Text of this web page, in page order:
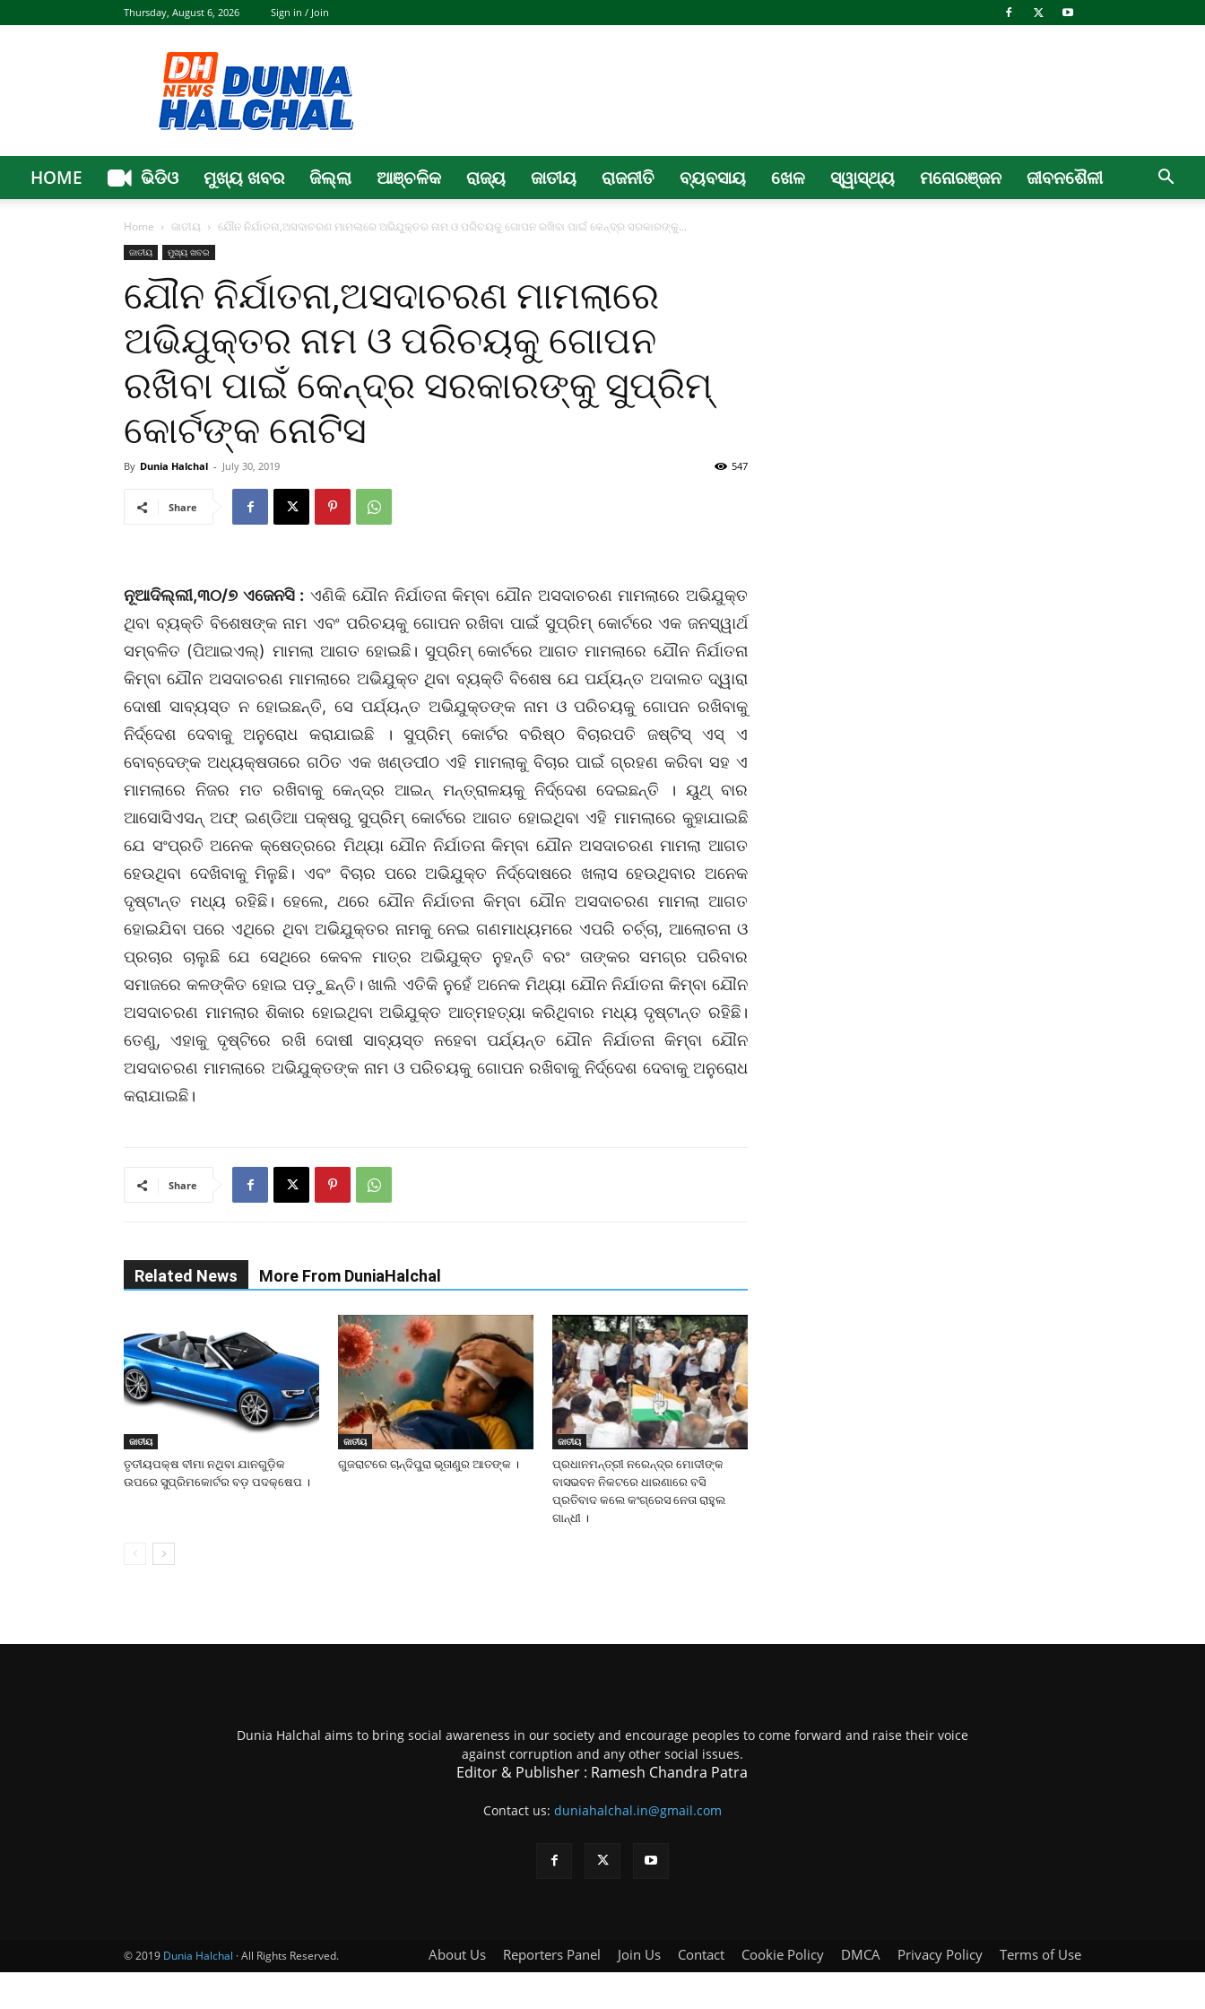
Thursday, August 6, 2026 Sign in / Join
Halchal
HOME ଭିଡିଓ ମୁଖ୍ୟ ଖବର ଜିଲ୍ଲା ଆଞ୍ଚଳିକ ରାଜ୍ୟ ଜାତୀୟ ରାଜନୀତି ବ୍ୟବସାୟ ଖେଳ ସ୍ୱାସ୍ଥ୍ୟ ମନୋରଞ୍ଜନ ଜୀବନଶୈଳୀ
Home ଜାତୀୟ ଯୌନ ନିର୍ଯାତନା,ଅସଦାଚରଣ ମାମଲାରେ ଅଭିଯୁକ୍ତର ନାମ ଓ ପରିଚୟକୁ ଗୋପନ ରଖିବା ପାଇଁ କେନ୍ଦ୍ର ସରକାରଙ୍କୁ...
ଜାତୀୟ ମୁଖ୍ୟ ଖବର
ଯୌନ ନିର୍ଯାତନା,ଅସଦାଚରଣ ମାମଲାରେ
ଅଭିଯୁକ୍ତର ନାମ ଓ ପରିଚୟକୁ ଗୋପନ
ରଖିବା ପାଇଁ କେନ୍ଦ୍ର ସରକାରଙ୍କୁ ସୁପ୍ରିମ୍‌
କୋର୍ଟଙ୍କ ନୋଟିସ
By Dunia Halchal - July 30, 2019 547
Share
ନୂଆଦିଲ୍ଲୀ,୩୦/୭ ଏଜେନସି : ଏଣିକି ଯୌନ ନିର୍ଯାତନା କିମ୍ବା ଯୌନ ଅସଦାଚରଣ ମାମଲାରେ ଅଭିଯୁକ୍ତ
ଥିବା ବ୍ୟକ୍ତି ବିଶେଷଙ୍କ ନାମ ଏବଂ ପରିଚୟକୁ ଗୋପନ ରଖିବା ପାଇଁ ସୁପ୍ରିମ୍‌ କୋର୍ଟରେ ଏକ ଜନସ୍ୱାର୍ଥ
ସମ୍ବଳିତ (ପିଆଇଏଲ୍‌) ମାମଲା ଆଗତ ହୋଇଛି। ସୁପ୍ରିମ୍‌ କୋର୍ଟରେ ଆଗତ ମାମଲାରେ ଯୌନ ନିର୍ଯାତନା
କିମ୍ବା ଯୌନ ଅସଦାଚରଣ ମାମଲାରେ ଅଭିଯୁକ୍ତ ଥିବା ବ୍ୟକ୍ତି ବିଶେଷ ଯେ ପର୍ଯ୍ୟନ୍ତ ଅଦାଲତ ଦ୍ୱାରା
ଦୋଷୀ ସାବ୍ୟସ୍ତ ନ ହୋଇଛନ୍ତି, ସେ ପର୍ଯ୍ୟନ୍ତ ଅଭିଯୁକ୍ତଙ୍କ ନାମ ଓ ପରିଚୟକୁ ଗୋପନ ରଖିବାକୁ
ନିର୍ଦ୍ଦେଶ ଦେବାକୁ ଅନୁରୋଧ କରାଯାଇଛି । ସୁପ୍ରିମ୍‌ କୋର୍ଟର ବରିଷ୍ଠ ବିଚାରପତି ଜଷ୍ଟିସ୍‌ ଏସ୍‌ ଏ
ବୋବ୍‌ଦେଙ୍କ ଅଧ୍ୟକ୍ଷତାରେ ଗଠିତ ଏକ ଖଣ୍ଡପୀଠ ଏହି ମାମଲାକୁ ବିଚାର ପାଇଁ ଗ୍ରହଣ କରିବା ସହ ଏ
ମାମଲାରେ ନିଜର ମତ ରଖିବାକୁ କେନ୍ଦ୍ର ଆଇନ୍‌ ମନ୍ତ୍ରାଳୟକୁ ନିର୍ଦ୍ଦେଶ ଦେଇଛନ୍ତି । ୟୁଥ୍‌ ବାର
ଆସୋସିଏସନ୍‌ ଅଫ୍‌ ଇଣ୍ଡିଆ ପକ୍ଷରୁ ସୁପ୍ରିମ୍‌ କୋର୍ଟରେ ଆଗତ ହୋଇଥିବା ଏହି ମାମଲାରେ କୁହାଯାଇଛି
ଯେ ସଂପ୍ରତି ଅନେକ କ୍ଷେତ୍ରରେ ମିଥ୍ୟା ଯୌନ ନିର୍ଯାତନା କିମ୍ବା ଯୌନ ଅସଦାଚରଣ ମାମଲା ଆଗତ
ହେଉଥିବା ଦେଖିବାକୁ ମିଳୁଛି। ଏବଂ ବିଚାର ପରେ ଅଭିଯୁକ୍ତ ନିର୍ଦ୍ଦୋଷରେ ଖଲାସ ହେଉଥିବାର ଅନେକ
ଦୃଷ୍ଟାନ୍ତ ମଧ୍ୟ ରହିଛି। ହେଲେ, ଥରେ ଯୌନ ନିର୍ଯାତନା କିମ୍ବା ଯୌନ ଅସଦାଚରଣ ମାମଲା ଆଗତ
ହୋଇଯିବା ପରେ ଏଥିରେ ଥିବା ଅଭିଯୁକ୍ତର ନାମକୁ ନେଇ ଗଣମାଧ୍ୟମରେ ଏପରି ଚର୍ଚ୍ଚା, ଆଲୋଚନା ଓ
ପ୍ରଚାର ଚାଲୁଛି ଯେ ସେଥିରେ କେବଳ ମାତ୍ର ଅଭିଯୁକ୍ତ ନୁହନ୍ତି ବରଂ ତାଙ୍କର ସମଗ୍ର ପରିବାର
ସମାଜରେ କଳଙ୍କିତ ହୋଇ ପଡ଼ୁଛନ୍ତି। ଖାଲି ଏତିକି ନୁହେଁ ଅନେକ ମିଥ୍ୟା ଯୌନ ନିର୍ଯାତନା କିମ୍ବା ଯୌନ
ଅସଦାଚରଣ ମାମଲାର ଶିକାର ହୋଇଥିବା ଅଭିଯୁକ୍ତ ଆତ୍ମହତ୍ୟା କରିଥିବାର ମଧ୍ୟ ଦୃଷ୍ଟାନ୍ତ ରହିଛି।
ତେଣୁ, ଏହାକୁ ଦୃଷ୍ଟିରେ ରଖି ଦୋଷୀ ସାବ୍ୟସ୍ତ ନହେବା ପର୍ଯ୍ୟନ୍ତ ଯୌନ ନିର୍ଯାତନା କିମ୍ବା ଯୌନ
ଅସଦାଚରଣ ମାମଲାରେ ଅଭିଯୁକ୍ତଙ୍କ ନାମ ଓ ପରିଚୟକୁ ଗୋପନ ରଖିବାକୁ ନିର୍ଦ୍ଦେଶ ଦେବାକୁ ଅନୁରୋଧ
କରାଯାଇଛି।
Share
Related News More From DuniaHalchal
ଜାତୀୟ
ତୃତୀୟପକ୍ଷ ବୀମା ନଥିବା ଯାନଗୁଡ଼ିକ
ଉପରେ ସୁପ୍ରିମକୋର୍ଟର ବଡ଼ ପଦକ୍ଷେପ ।
ଜାତୀୟ
ଗୁଜରାଟରେ ଚାନ୍ଦିପୁରା ଭୂତାଣୁର ଆତଙ୍କ ।
ଜାତୀୟ
ପ୍ରଧାନମନ୍ତ୍ରୀ ନରେନ୍ଦ୍ର ମୋଦୀଙ୍କ
ବାସଭବନ ନିକଟରେ ଧାରଣାରେ ବସି
ପ୍ରତିବାଦ କଲେ କଂଗ୍ରେସ ନେତା ରାହୁଲ
ଗାନ୍ଧୀ ।
Dunia Halchal aims to bring social awareness in our society and encourage peoples to come forward and raise their voice
against corruption and any other social issues.
Editor & Publisher : Ramesh Chandra Patra
Contact us: duniahalchal.in@gmail.com
About Us Reporters Panel Join Us Contact Cookie Policy DMCA Privacy Policy Terms of Use
© 2019 Dunia Halchal · All Rights Reserved.